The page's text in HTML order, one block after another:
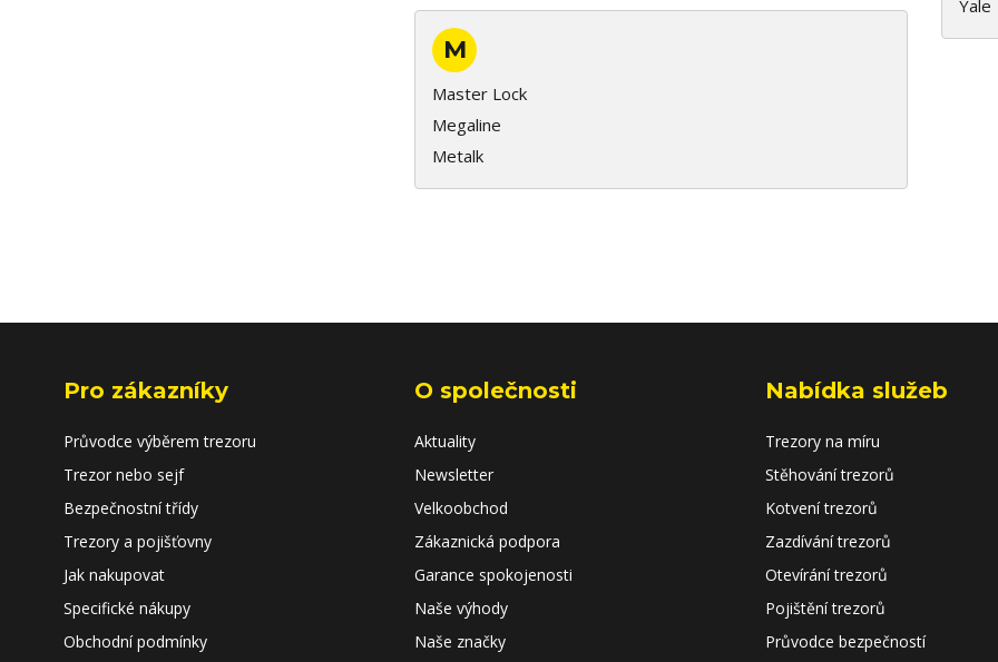
M
Master Lock
Megaline
Metalk
Yale
Pro zákazníky
Průvodce výběrem trezoru
Trezor nebo sejf
Bezpečnostní třídy
Trezory a pojišťovny
Jak nakupovat
Specifické nákupy
Obchodní podmínky
O společnosti
Aktuality
Newsletter
Velkoobchod
Zákaznická podpora
Garance spokojenosti
Naše výhody
Naše značky
Nabídka služeb
Trezory na míru
Stěhování trezorů
Kotvení trezorů
Zazdívání trezorů
Otevírání trezorů
Pojištění trezorů
Průvodce bezpečností